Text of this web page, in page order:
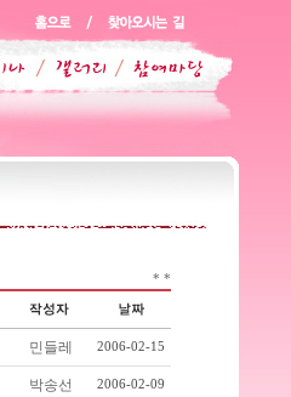
* *
민들레 2006-02-15
박송선 2006-02-09